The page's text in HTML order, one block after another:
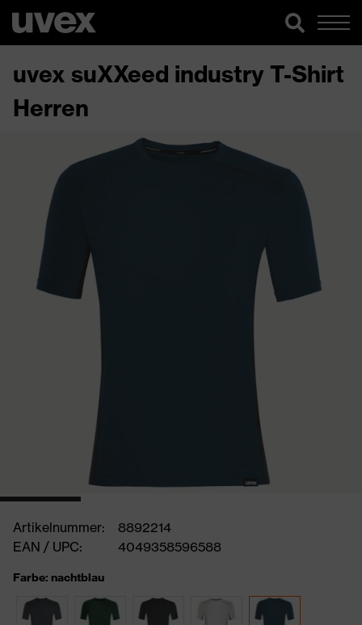
uvex suXXeed industry T-Shirt
Herren
Artikelnummer:
8892214
EAN / UPC:
4049358596588
Farbe: nachtblau